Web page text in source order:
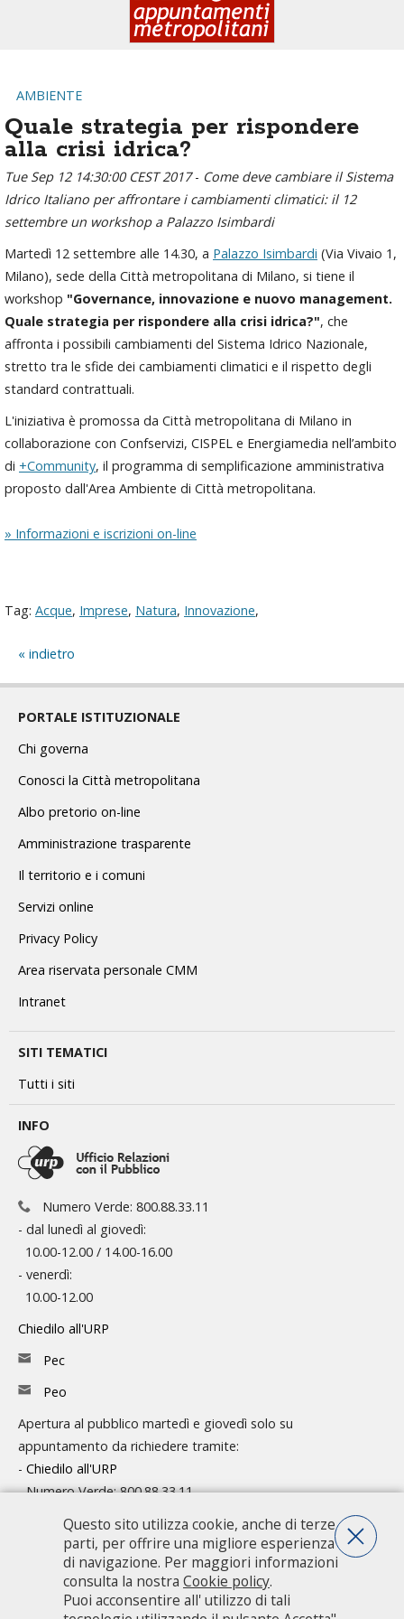
AMBIENTE
Quale strategia per rispondere
alla crisi idrica?
Tue Sep 12 14:30:00 CEST 2017- Come deve cambiare il Sistema
Idrico Italiano per affrontare i cambiamenti climatici: il 12
settembre un workshop a Palazzo Isimbardi
Martedì 12 settembre alle 14.30, a Palazzo Isimbardi (Via Vivaio 1,
Milano), sede della Città metropolitana di Milano, si tiene il
workshop "Governance, innovazione e nuovo management.
Quale strategia per rispondere alla crisi idrica?", che
affronta i possibili cambiamenti del Sistema Idrico Nazionale,
stretto tra le sfide dei cambiamenti climatici e il rispetto degli
standard contrattuali.
L'iniziativa è promossa da Città metropolitana di Milano in
collaborazione con Confservizi, CISPEL e Energiamedia nell’ambito
di +Community, il programma di semplificazione amministrativa
proposto dall'Area Ambiente di Città metropolitana.
» Informazioni e iscrizioni on-line
Tag: Acque, Imprese, Natura, Innovazione,
indietro
PORTALE ISTITUZIONALE
Chi governa
Conosci la Città metropolitana
Albo pretorio on-line
Amministrazione trasparente
Il territorio e i comuni
Servizi online
Privacy Policy
Area riservata personale CMM
Intranet
SITI TEMATICI
Tutti i siti
INFO
Numero Verde: 800.88.33.11
- dal lunedì al giovedì:
10.00-12.00 / 14.00-16.00
- venerdì:
10.00-12.00
Chiedilo all'URP
Pec
Peo
Apertura al pubblico martedì e giovedì solo su
appuntamento da richiedere tramite:
- Chiedilo all'URP
- Numero Verde: 800.88.33.11
Consulta l'organigramma
Accedi agli atti
Guida pratica ai servizi e alla modulistica
Questo sito utilizza cookie, anche di terze
parti, per offrire una migliore esperienza
di navigazione. Per maggiori informazioni
consulta la nostra Cookie policy.
Puoi acconsentire all' utilizzo di tali